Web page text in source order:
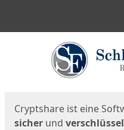
Cryptshare ist eine
sicher und